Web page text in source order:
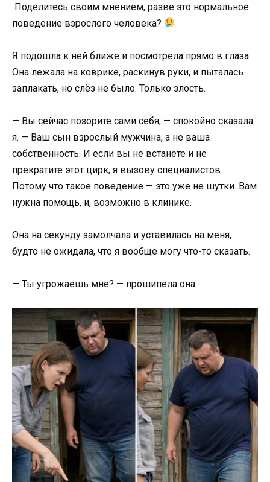
Поделитесь своим мнением, разве это нормальное
поведение взрослого человека?
Я подошла к ней ближе и посмотрела прямо в глаза.
Она лежала на коврике, раскинув руки, и пыталась
заплакать, но слёз не было. Только злость.
— Вы сейчас позорите сами себя, — спокойно сказала
я. — Ваш сын взрослый мужчина, а не ваша
собственность. И если вы не встанете и не
прекратите этот цирк, я вызову специалистов.
Потому что такое поведение — это уже не шутки. Вам
нужна помощь, и, возможно в клинике.
Она на секунду замолчала и уставилась на меня,
будто не ожидала, что я вообще могу что-то сказать.
— Ты угрожаешь мне? — прошипела она.